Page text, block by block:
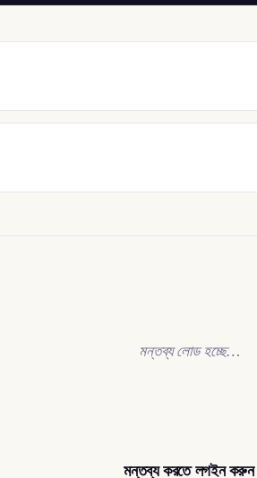
মন্তব্য লোড হচ্ছে…
মন্তব্য করতে লগইন করুন